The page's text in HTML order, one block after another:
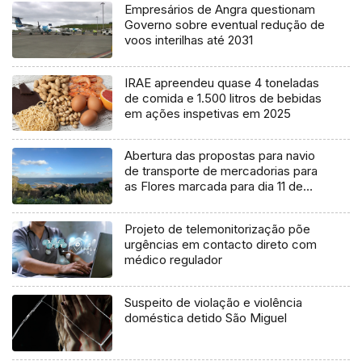
Empresários de Angra questionam
Governo sobre eventual redução de
voos interilhas até 2031
IRAE apreendeu quase 4 toneladas
de comida e 1.500 litros de bebidas
em ações inspetivas em 2025
Abertura das propostas para navio
de transporte de mercadorias para
as Flores marcada para dia 11 de
Projeto de telemonitorização põe
urgências em contacto direto com
médico regulador
Suspeito de violação e violência
doméstica detido São Miguel